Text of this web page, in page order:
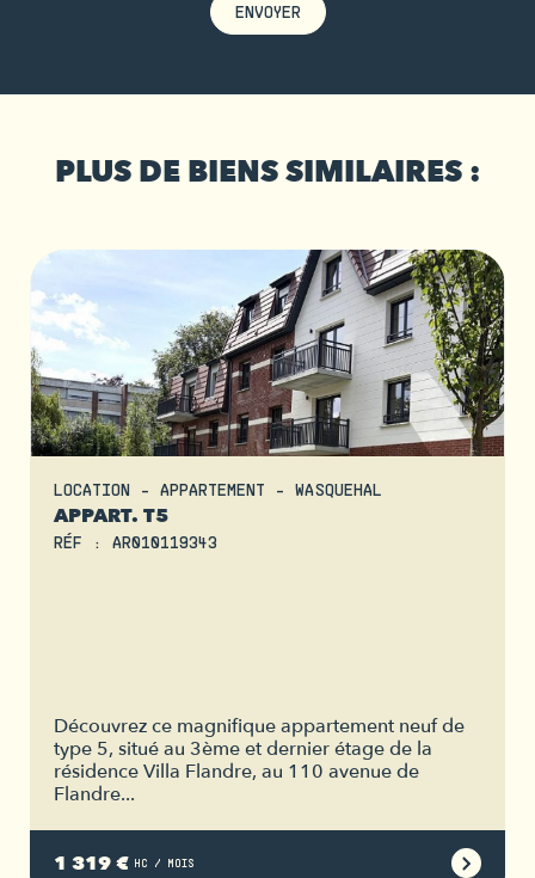
ENVOYER
PLUS DE BIENS SIMILAIRES :
LOCATION - APPARTEMENT - WASQUEHAL
APPART. T5
RÉF : AR010119343
Découvrez ce magnifique appartement neuf de
type 5, situé au 3ème et dernier étage de la
résidence Villa Flandre, au 110 avenue de
Flandre...
1 319 € HC / MOIS